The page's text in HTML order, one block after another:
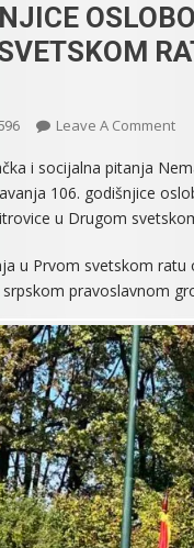
Leave A CommentOn
U
i socijalna pitanja
106. godišnjice
u Drugom
u Prvom svetskom
pravoslavnom